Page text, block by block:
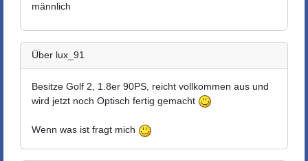
männlich
Über lux_91
Besitze Golf 2, 1.8er 90PS, reicht vollkommen aus und
wird jetzt noch Optisch fertig gemacht
Wenn was ist fragt mich